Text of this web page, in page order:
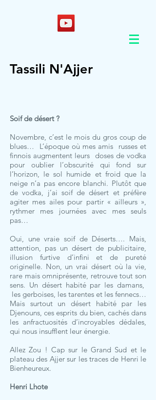
Tassili N'Ajjer
Soif de désert ?
Novembre, c’est le mois du gros coup de
blues… L’époque où mes amis russes et
finnois augmentent leurs doses de vodka
pour oublier l’obscurité qui fond sur
l’horizon, le sol humide et froid que la
neige n’a pas encore blanchi. Plutôt que
de vodka, j’ai soif de désert et préfère
agiter mes ailes pour partir « ailleurs »,
rythmer mes journées avec mes seuls
pas…
Oui, une vraie soif de Déserts…. Mais,
attention, pas un désert de publicitaire,
illusion furtive d’infini et de pureté
originelle. Non, un vrai désert où la vie,
rare mais omniprésente, retrouve tout son
sens. Un désert habité par les damans,
les gerboises, les tarentes et les fennecs…
Mais surtout un désert habité par les
Djenouns, ces esprits du bien, cachés dans
les anfractuosités d’incroyables dédales,
qui nous insufflent leur énergie.
Allez Zou ! Cap sur le Grand Sud et le
plateau des Ajjer sur les traces de Henri le
Bienheureux.
Henri Lhote